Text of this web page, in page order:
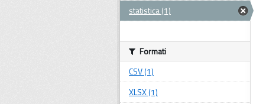
statistica (1)
Formati
CSV (1)
XLSX (1)